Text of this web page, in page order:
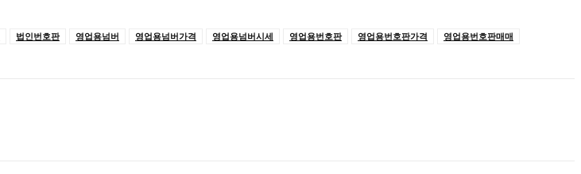
법인번호판 영업용넘버 영업용넘버가격 영업용넘버시세 영업용번호판 영업용번호판가격
영업용번호판매매